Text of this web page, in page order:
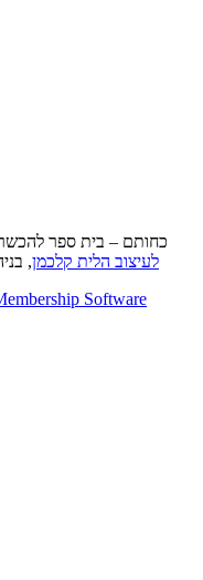
© 2026 כחותם – בית ספר
לעיצוב הלית קלכמן,
Software